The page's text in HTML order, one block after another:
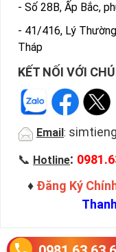
- Số 28B, Ấp Bắc,
- 41/416, Lý
Tháp
KẾT NỐI VỚI
Email :
📞 Hotline:
♦ Đăng Ký